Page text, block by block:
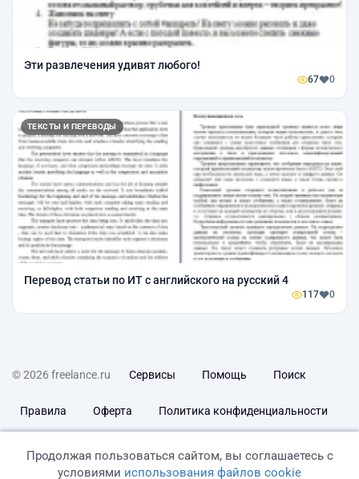
Эти развлечения удивят любого!
67 0
ТЕКСТЫ И ПЕРЕВОДЫ
Перевод статьи по ИТ с английского на русский 4
117 0
© 2026 freelance.ru Сервисы Помощь Поиск
Правила Оферта Политика конфиденциальности
Продолжая пользоваться сайтом, вы соглашаетесь с
условиями использования файлов cookie